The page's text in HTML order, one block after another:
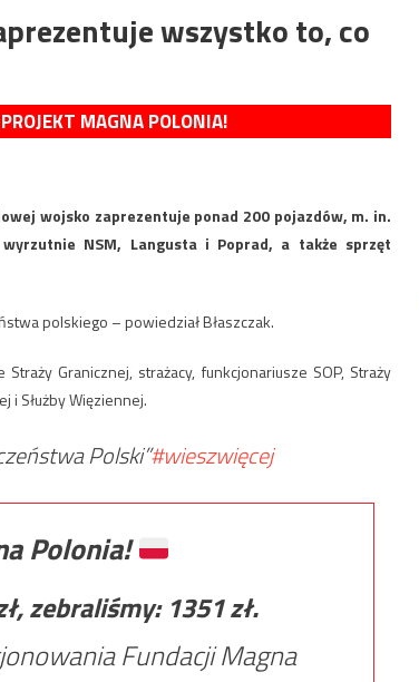
wszystko to, co
MAGNA POLONIA!
wojsko zaprezentuje ponad 200 pojazdów, m. in.
NSM, Langusta i Poprad, a także sprzęt
polskiego – powiedział Błaszczak.
Granicznej, strażacy, funkcjonariusze SOP, Straży
i Służby Więziennej.
Polski”#wieszwięcej
Polonia!
zebraliśmy: 1351zł.
Fundacji Magna